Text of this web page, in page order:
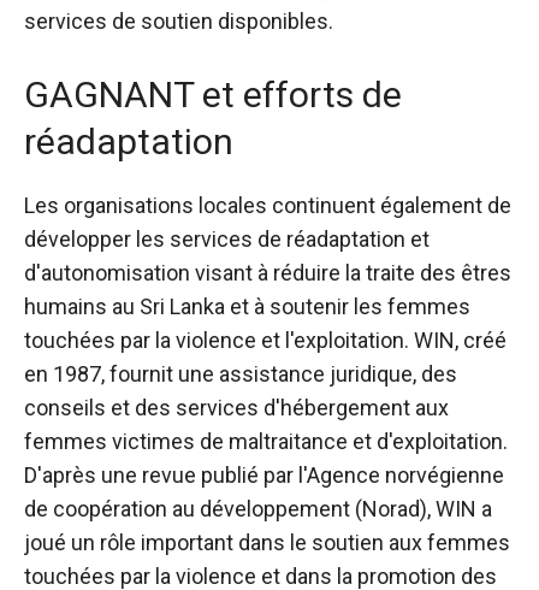
services de soutien disponibles.
GAGNANT et efforts de
réadaptation
Les organisations locales continuent également de
développer les services de réadaptation et
d'autonomisation visant à réduire la traite des êtres
humains au Sri Lanka et à soutenir les femmes
touchées par la violence et l'exploitation. WIN, créé
en 1987, fournit une assistance juridique, des
conseils et des services d'hébergement aux
femmes victimes de maltraitance et d'exploitation.
D'après une revue publié par l'Agence norvégienne
de coopération au développement (Norad), WIN a
joué un rôle important dans le soutien aux femmes
touchées par la violence et dans la promotion des